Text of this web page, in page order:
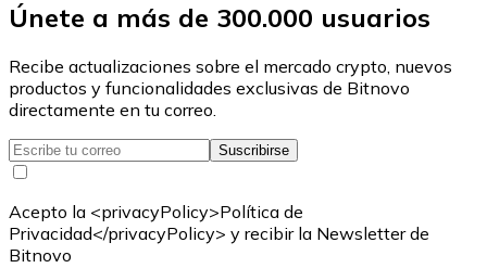
Únete a más de 300.000 usuarios
Recibe actualizaciones sobre el mercado crypto, nuevos
productos y funcionalidades exclusivas de Bitnovo
directamente en tu correo.
Suscribirse
Acepto la <privacyPolicy>Política de
Privacidad</privacyPolicy> y recibir la Newsletter de
Bitnovo